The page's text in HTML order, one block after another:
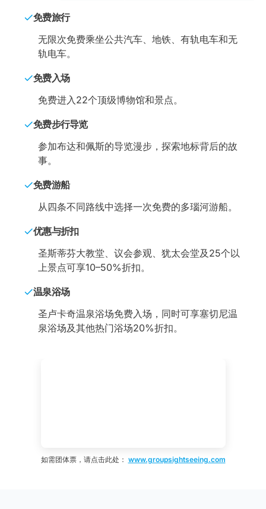
免费旅行
无限次免费乘坐公共汽车、地铁、有轨电车和无
轨电车。
免费入场
免费进入22个顶级博物馆和景点。
免费步行导览
参加布达和佩斯的导览漫步，探索地标背后的故
事。
免费游船
从四条不同路线中选择一次免费的多瑙河游船。
优惠与折扣
圣斯蒂芬大教堂、议会参观、犹太会堂及25个以
上景点可享10–50%折扣。
温泉浴场
圣卢卡奇温泉浴场免费入场，同时可享塞切尼温
泉浴场及其他热门浴场20%折扣。
如需团体票，请点击此处： www.groupsightseeing.com